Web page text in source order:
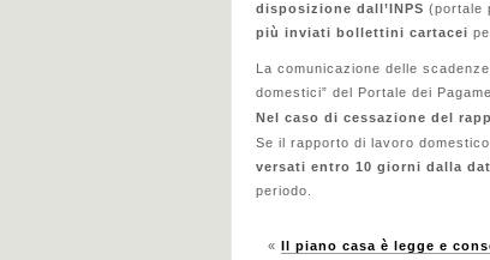
disposizione dall’INPS (portale
più inviati bollettini cartacei
La comunicazione delle
domestici” del Portale dei
Nel caso di cessazione del
Se il rapporto di lavoro
versati entro 10 giorni dalla
periodo.
« Il piano casa è legge e